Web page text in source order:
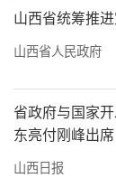
山西省统筹推
山西省人民政府
省政府与国家
东亮付刚峰出席
山西日报